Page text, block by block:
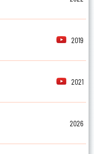
2019
2021
2026